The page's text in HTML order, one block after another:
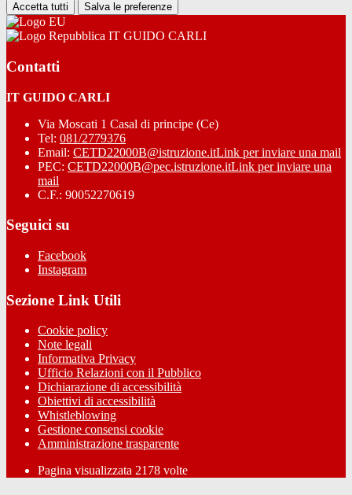
Accetta tutti Salva le preferenze
IT GUIDO CARLI
Contatti
IT GUIDO CARLI
Via Moscati 1 Casal di principe (Ce)
Tel: 081/2779376
Email: CETD22000B@istruzione.itLink per inviare una mail
PEC: CETD22000B@pec.istruzione.itLink per inviare una
mail
C.F.: 90052270619
Seguici su
Facebook
Instagram
Sezione Link Utili
Cookie policy
Note legali
Informativa Privacy
Ufficio Relazioni con il Pubblico
Dichiarazione di accessibilità
Obiettivi di accessibilità
Whistleblowing
Gestione consensi cookie
Amministrazione trasparente
Pagina visualizzata 2178 volte